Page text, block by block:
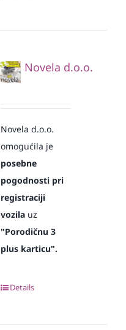
Novela d.o.o.
Novela d.o.o.
omogućila je
posebne
pogodnosti pri
registraciji
vozila uz
"Porodičnu 3
plus karticu".
Details